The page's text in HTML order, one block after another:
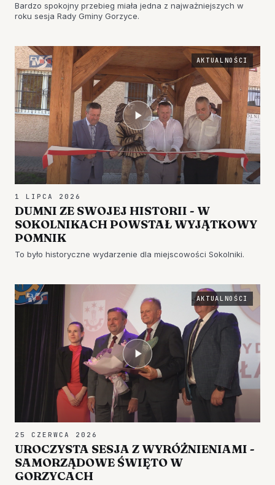
Bardzo spokojny przebieg miała jedna z najważniejszych w
roku sesja Rady Gminy Gorzyce.
AKTUALNOŚCI
1 LIPCA 2026
DUMNI ZE SWOJEJ HISTORII - W
SOKOLNIKACH POWSTAŁ WYJĄTKOWY
POMNIK
To było historyczne wydarzenie dla miejscowości Sokolniki.
AKTUALNOŚCI
25 CZERWCA 2026
UROCZYSTA SESJA Z WYRÓŻNIENIAMI -
SAMORZĄDOWE ŚWIĘTO W
GORZYCACH